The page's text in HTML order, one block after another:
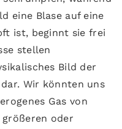
eine Blase auf eine
ist, beginnt sie frei
stellen
Bild der
Wir könnten uns
Gas von
oder